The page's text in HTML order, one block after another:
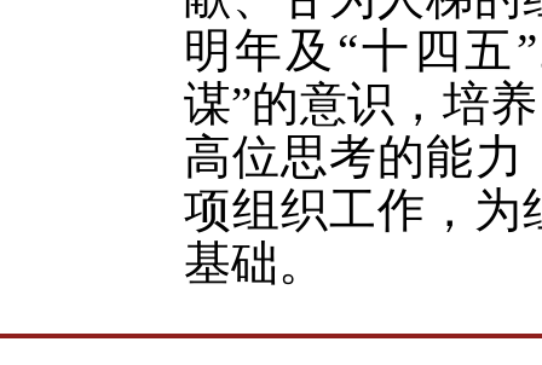
明年及“十四五
谋”的意识，培
高位思考的能力
项组织工作，为
基础。